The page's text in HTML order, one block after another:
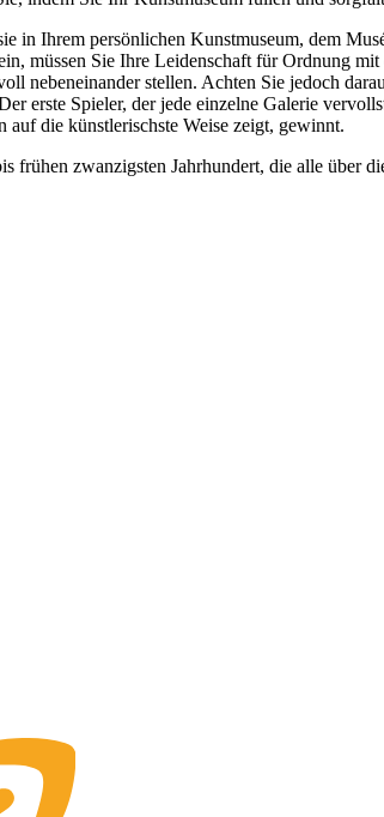
Ihrem persönlichen Kunstmuseum, dem
müssen Sie Ihre Leidenschaft für Ordnung
nebeneinander stellen. Achten Sie jedoch
erste Spieler, der jede einzelne Galerie
die künstlerischste Weise zeigt, gewinnt.
frühen zwanzigsten Jahrhundert, die alle über